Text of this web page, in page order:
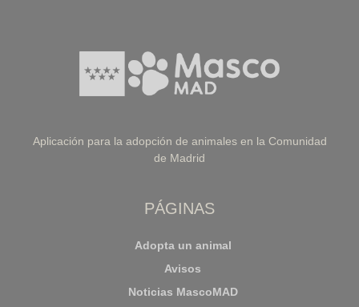
Aplicación para la adopción de animales en la Comunidad
de Madrid
PÁGINAS
Adopta un animal
Avisos
Noticias MascoMAD